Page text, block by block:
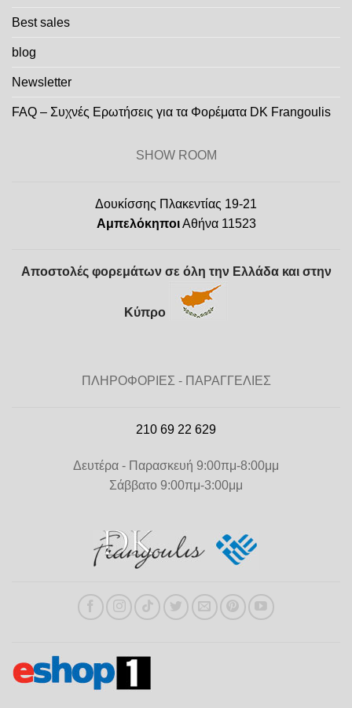
Best sales
blog
Newsletter
FAQ – Συχνές Ερωτήσεις για τα Φορέματα DK Frangoulis
SHOW ROOM
Δουκίσσης Πλακεντίας 19-21
ΑμπελόκηποιΑθήνα 11523
Αποστολές φορεμάτων σε όλη την Ελλάδα και στην
Κύπρο
ΠΛΗΡΟΦΟΡΙΕΣ - ΠΑΡΑΓΓΕΛΙΕΣ
210 69 22 629
Δευτέρα - Παρασκευή 9:00πμ-8:00μμ
Σάββατο 9:00πμ-3:00μμ